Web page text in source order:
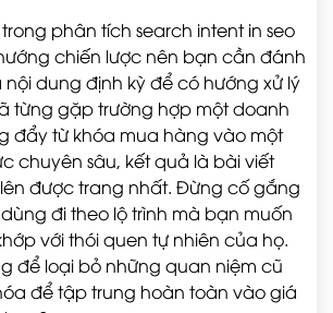
phân tích search intent in seo
chiến lược nên bạn cần đánh
dung định kỳ để có hướng xử lý
từng gặp trường hợp một doanh
đẩy từ khóa mua hàng vào một
chuyên sâu, kết quả là bài viết
được trang nhất. Đừng cố gắng
đi theo lộ trình mà bạn muốn
với thói quen tự nhiên của họ.
để loại bỏ những quan niệm cũ
để tập trung hoàn toàn vào giá